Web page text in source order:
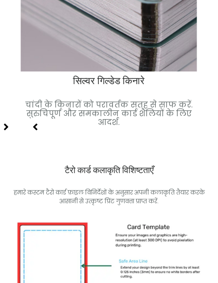
सिल्वर गिल्डेड किनारे
चांदी के किनारों को परावर्तक सतह से साफ करें.
सुरुचिपूर्ण और समकालीन कार्ड शैलियों के लिए
आदर्श.
टैरो कार्ड कलाकृति विशिष्टताएँ
हमारे कस्टम टैरो कार्ड फ़ाइल विनिर्देशों के अनुसार अपनी कलाकृति तैयार करके
आसानी से उत्कृष्ट प्रिंट गुणवत्ता प्राप्त करें.